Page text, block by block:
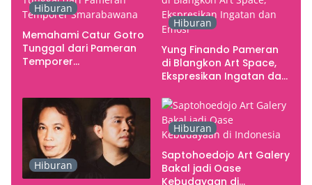
Hiburan
Memahami Catur Gotro
Tunggal dari Pameran
Temporer
Hiburan
Yung Finando Pameran
di Blangkon Art Space,
Ekspresikan Ingatan dan
Hiburan
Hiburan
Saptohoedojo Art Galery
Bakal jadi Oase
Kebudayaan di